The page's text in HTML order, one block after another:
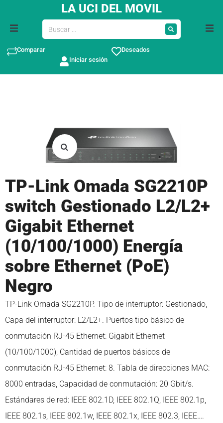
LA UCI DEL MOVIL
Comparar
Deseados
Iniciar sesión
TP-Link Omada SG2210P
switch Gestionado L2/L2+
Gigabit Ethernet
(10/100/1000) Energía
sobre Ethernet (PoE)
Negro
TP-Link Omada SG2210P. Tipo de interruptor: Gestionado,
Capa del interruptor: L2/L2+. Puertos tipo básico de
conmutación RJ-45 Ethernet: Gigabit Ethernet
(10/100/1000), Cantidad de puertos básicos de
conmutación RJ-45 Ethernet: 8. Tabla de direcciones MAC:
8000 entradas, Capacidad de conmutación: 20 Gbit/s.
Estándares de red: IEEE 802.1D, IEEE 802.1Q, IEEE 802.1p,
IEEE 802.1s, IEEE 802.1w, IEEE 802.1x, IEEE 802.3, IEEE….